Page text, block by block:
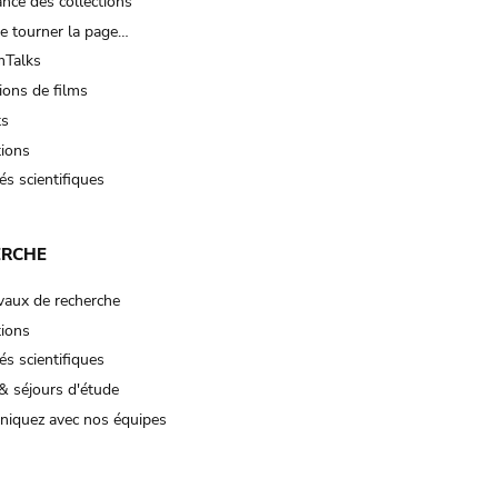
tourner la page…
de films
scientifiques
de recherche
scientifiques
séjours d'étude
avec nos équipes